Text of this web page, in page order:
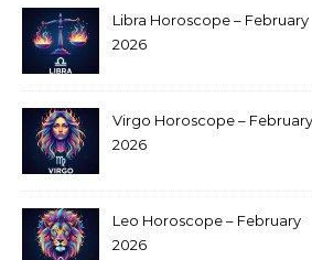
Libra Horoscope – February
2026
Virgo Horoscope – February
2026
Leo Horoscope – February
2026